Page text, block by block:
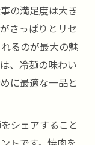
の満足度は大き
さっぱりとリセ
るのが最大の魅
、冷麺の味わい
に最適な一品と
シェアすること